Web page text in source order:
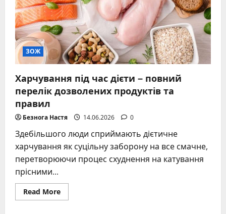
ЗОЖ
Харчування під час дієти – повний
перелік дозволених продуктів та
правил
Безнога Настя 14.06.2026 0
Здебільшого люди сприймають дієтичне
харчування як суцільну заборону на все смачне,
перетворюючи процес схуднення на катування
прісними...
Read MoreRead
more